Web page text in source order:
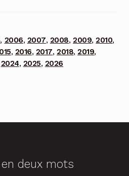
, 2006, 2007, 2008,2009,2010,
, 2016, 2017,2018,2019,
2024, 2025, 2026
deux mots